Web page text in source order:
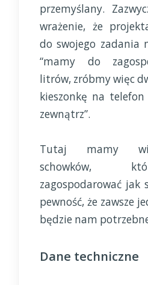
przemyślany.
wrażenie, że
do swojego zadania
“mamy do
litrów, zróbmy więc
kieszonkę na
zewnątrz”.
Tutaj mamy
schowków,
zagospodarować jak
pewność, że zawsze
będzie nam
Dane techniczne